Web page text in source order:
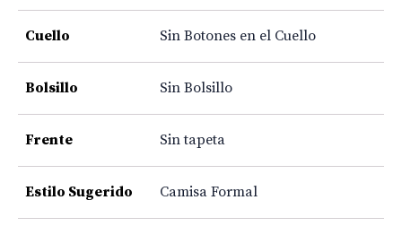
Cuello Sin Botones en el Cuello
Bolsillo Sin Bolsillo
Frente Sin tapeta
Estilo Sugerido Camisa Formal